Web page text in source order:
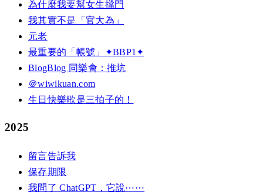
為什麼我要幫女生擋門
我其實不是「官大為」
元老
最重要的「帳號」✦BBP1✦
BlogBlog 同樂會：推坑
＠wiwikuan.com
生日快樂歌是三拍子的！
2025
留言告訴我
保存期限
我問了 ChatGPT，它說⋯⋯